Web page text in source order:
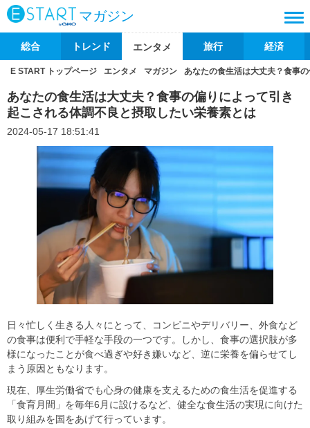
マガジン
総合 トレンド エンタメ 旅行 経済
E START トップページ エンタメ マガジン あなたの食生活は大丈夫？食事
あなたの食生活は大丈夫？食事の偏りによって引き
起こされる体調不良と摂取したい栄養素とは
2024-05-17 18:51:41
日々忙しく生きる人々にとって、コンビニやデリバリー、外食など
の食事は便利で手軽な手段の一つです。しかし、食事の選択肢が多
様になったことが⾷べ過ぎや好き嫌いなど、逆に栄養を偏らせてし
まう原因ともなります。
現在、厚生労働省でも⼼⾝の健康を⽀えるための⾷⽣活を促進する
「⾷育⽉間」を毎年6月に設けるなど、健全な⾷⽣活の実現に向けた
取り組みを国をあげて⾏っています。